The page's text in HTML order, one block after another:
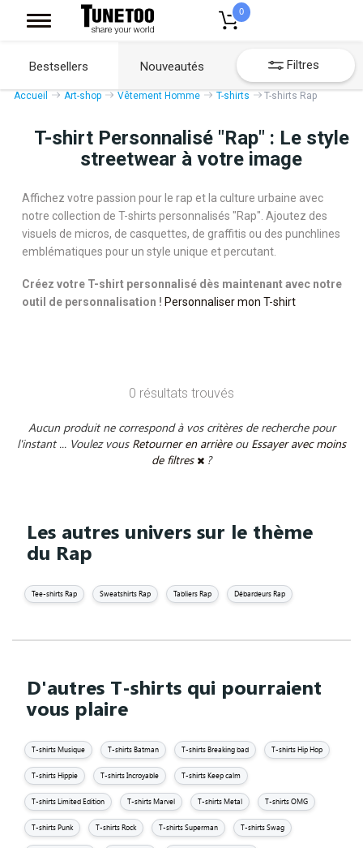
0
Bestsellers Nouveautés Filtres
Accueil Art-shop Vêtement Homme T-shirts T-shirts Rap
T-shirt Personnalisé "Rap" : Le style
streetwear à votre image
Affichez votre passion pour le rap et la culture urbaine avec
notre collection de T-shirts personnalisés "Rap". Ajoutez des
visuels de micros, de casquettes, de graffitis ou des punchlines
emblématiques pour un style unique et percutant.
Créez votre T-shirt personnalisé dès maintenant avec notre
outil de personnalisation ! Personnaliser mon T-shirt
0 résultats trouvés
Aucun produit ne correspond à vos critères de recherche pour
l'instant ... Voulez vous Retourner en arrière ou Essayer avec moins
de filtres
?
Les autres univers sur le thème
du Rap
Tee-shirts Rap Sweatshirts Rap Tabliers Rap Débardeurs Rap
D'autres T-shirts qui pourraient
vous plaire
T-shirts Musique T-shirts Batman T-shirts Breaking bad T-shirts Hip Hop
T-shirts Hippie T-shirts Incroyable T-shirts Keep calm
T-shirts Limited Edition T-shirts Marvel T-shirts Metal T-shirts OMG
T-shirts Punk T-shirts Rock T-shirts Superman T-shirts Swag